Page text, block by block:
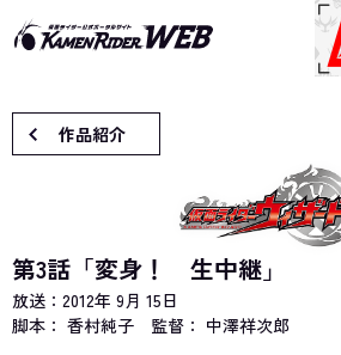
当サイトでは、機械的な自動翻訳サービスを使用していま
す。指定した言語に切り替わらないページは、ブラウザの翻
訳機能をご利用ください。
作品紹介
第3話「変身！ 生中継」
放送： 2012年 9月 15日
脚本： 香村純子
監督： 中澤祥次郎